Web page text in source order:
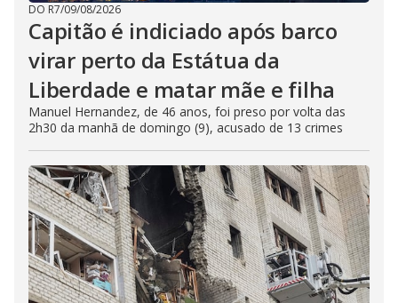
DO R7/09/08/2026
Capitão é indiciado após barco
virar perto da Estátua da
Liberdade e matar mãe e filha
Manuel Hernandez, de 46 anos, foi preso por volta das
2h30 da manhã de domingo (9), acusado de 13 crimes